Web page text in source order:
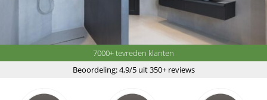
7000+ tevreden klanten
Beoordeling: 4,9/5 uit 350+ reviews